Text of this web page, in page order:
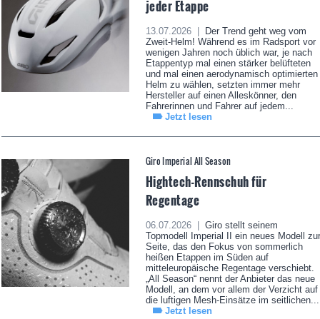
jeder Etappe
13.07.2026 |
Der Trend geht weg vom
Zweit-Helm! Während es im Radsport vor
wenigen Jahren noch üblich war, je nach
Etappentyp mal einen stärker belüfteten
und mal einen aerodynamisch optimierten
Helm zu wählen, setzten immer mehr
Hersteller auf einen Alleskönner, den
Fahrerinnen und Fahrer auf jedem...
Jetzt lesen
Giro Imperial All Season
Hightech-Rennschuh für
Regentage
06.07.2026 |
Giro stellt seinem
Topmodell Imperial II ein neues Modell zur
Seite, das den Fokus von sommerlich
heißen Etappen im Süden auf
mitteleuropäische Regentage verschiebt.
„All Season“ nennt der Anbieter das neue
Modell, an dem vor allem der Verzicht auf
die luftigen Mesh-Einsätze im seitlichen...
Jetzt lesen